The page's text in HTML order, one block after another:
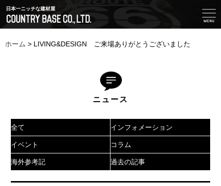
日本一ニッチな建材屋
ホーム > LIVING&DESIGN ご来場ありがとうございました
ニュース
全て インフォメーション
イベント コラム
海外参考記 過去の記事